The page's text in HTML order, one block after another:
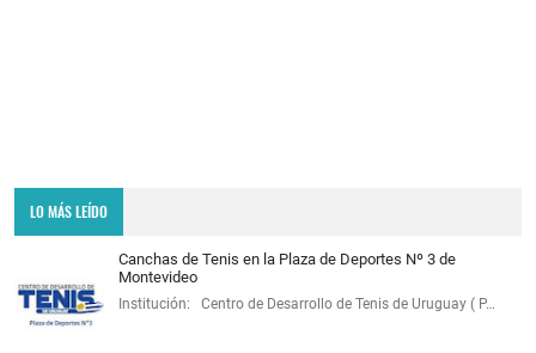
LO MÁS LEÍDO
Canchas de Tenis en la Plaza de Deportes Nº 3 de
Montevideo
Institución: Centro de Desarrollo de Tenis de Uruguay ( P…